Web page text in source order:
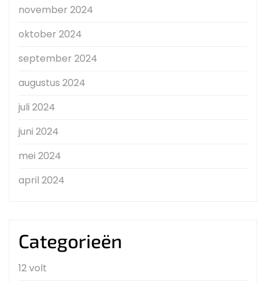
november 2024
oktober 2024
september 2024
augustus 2024
juli 2024
juni 2024
mei 2024
april 2024
Categorieën
12 volt